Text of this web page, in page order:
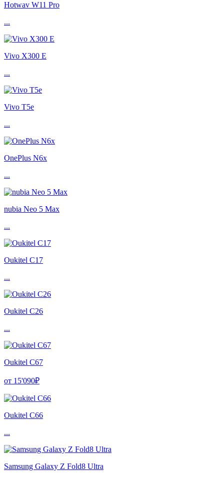
Hotwav W11 Pro
...
Vivo X300 E
...
Vivo T5e
...
OnePlus N6x
...
nubia Neo 5 Max
...
Oukitel C17
...
Oukitel C26
...
Oukitel C67
от 15'090₽
Oukitel C66
...
Samsung Galaxy Z Fold8 Ultra